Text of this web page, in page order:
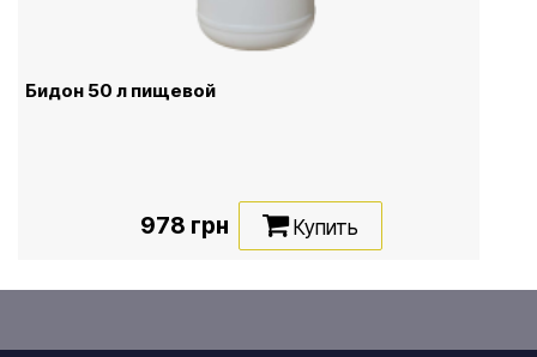
Бидон 50 л пищевой
978 грн Купить